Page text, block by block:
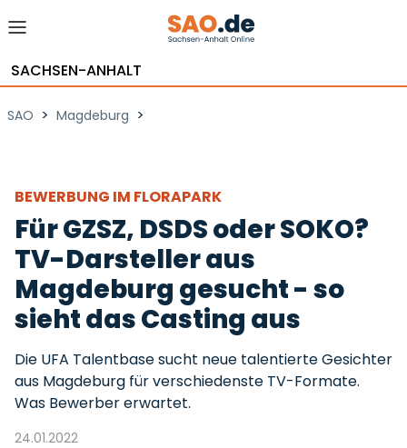
SACHSEN-ANHALT
SAO > Magdeburg >
BEWERBUNG IM FLORAPARK
Für GZSZ, DSDS oder SOKO?
TV-Darsteller aus
Magdeburg gesucht - so
sieht das Casting aus
Die UFA Talentbase sucht neue talentierte Gesichter
aus Magdeburg für verschiedenste TV-Formate.
Was Bewerber erwartet.
24.01.2022